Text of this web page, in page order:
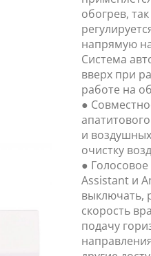
обогрев,
напрямую
Система
вверх при
работе на
●
и
очистку
●
Assistant и
выключать,
скорость
подачу